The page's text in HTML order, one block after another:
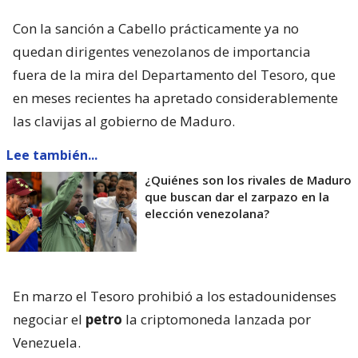
Con la sanción a Cabello prácticamente ya no
quedan dirigentes venezolanos de importancia
fuera de la mira del Departamento del Tesoro, que
en meses recientes ha apretado considerablemente
las clavijas al gobierno de Maduro.
Lee también...
¿Quiénes son los rivales de Maduro
que buscan dar el zarpazo en la
elección venezolana?
En marzo el Tesoro prohibió a los estadounidenses
negociar el petro la criptomoneda lanzada por
Venezuela.